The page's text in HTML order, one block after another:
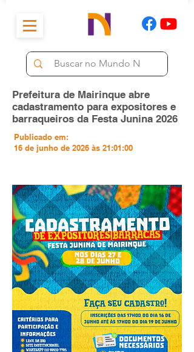
Prefeitura de Mairinque abre
cadastramento para expositores e
barraqueiros da Festa Junina 2026
Publicado em:
16 de junho de 2026 às 21:01:00